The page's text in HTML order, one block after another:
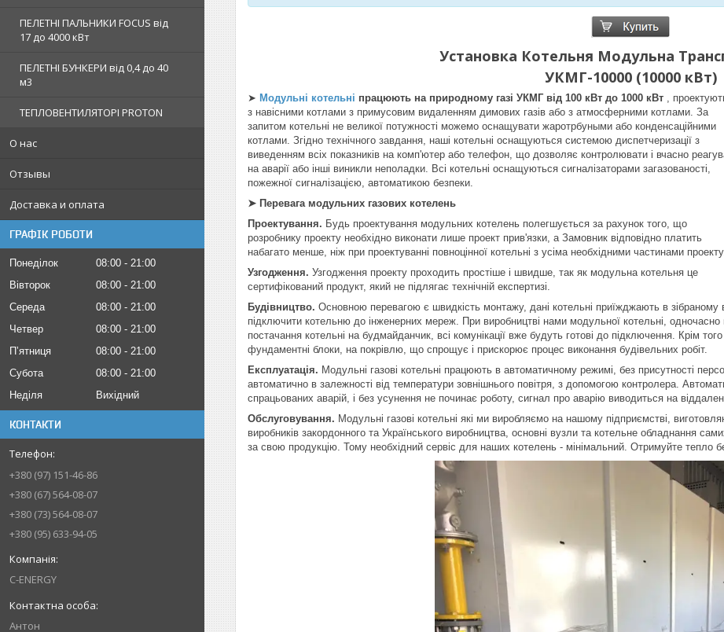
ПЕЛЕТНІ ПАЛЬНИКИ FOCUS від
17 до 4000 кВт
ПЕЛЕТНІ БУНКЕРИ від 0,4 до 40
м3
ТЕПЛОВЕНТИЛЯТОРІ PROTON
О нас
Отзывы
Доставка и оплата
ГРАФІК РОБОТИ
Понеділок 08:00
21:00
Вівторок
08:00
21:00
Середа
08:00
21:00
Четвер
08:00
21:00
Пʼятниця
08:00
21:00
Субота
08:00
21:00
Неділя
Вихідний
КОНТАКТИ
+380 (97) 151-46-86
+380 (67) 564-08-07
+380 (73) 564-08-07
+380 (95) 633-94-05
C-ENERGY
Антон
Установка Котельня Модульна
УКМГ-10000 (10000 кВт)
➤ Модульні котельні працюють на природному газі УКМГ від 100 кВт до 1000 кВт ,
з навісними котлами з примусовим видаленням димових газів або з атмосферними котлами. За
запитом котельні не великої потужності можемо оснащувати жаротрбуными або конденсаційними
котлами. Згідно технічного завдання, наші котельні оснащуються системою диспетчеризації з
виведенням всіх показників на комп'ютер або телефон, що дозволяє контролювати і вчасно
на аварії або інші виникли неполадки. Всі котельні оснащуються сигналізаторами загазованості,
пожежної сигналізацією, автоматикою безпеки.
➤ Перевага модульних газових котелень
Проектування. Будь проектування модульних котелень полегшується за рахунок того, що
розробнику проекту необхідно виконати лише проект прив'язки, а Замовник відповідно платить
набагато менше, ніж при проектуванні повноцінної котельні з усіма необхідними частинами
Узгодження. Узгодження проекту проходить простіше і швидше, так як модульна котельня це
сертифікований продукт, який не підлягає технічній експертизі.
Будівництво. Основною перевагою є швидкість монтажу, дані котельні приїжджають в зібраному
підключити котельню до інженерних мереж. При виробництві нами модульної котельні,
постачання котельні на будмайданчик, всі комунікації вже будуть готові до підключення. Крім
фундаментні блоки, на покрівлю, що спрощує і прискорює процес виконання будівельних робіт.
Експлуатація. Модульні газові котельні працюють в автоматичному режимі, без присутності
автоматично в залежності від температури зовнішнього повітря, з допомогою контролера.
спрацьованих аварій, і без усунення не починає роботу, сигнал про аварію виводиться на
Обслуговування. Модульні газові котельні які ми виробляємо на нашому підприємстві,
виробників закордонного та Українського виробництва, основні вузли та котельне обладнання
за свою продукцію. Тому необхідний сервіс для наших котелень - мінімальний. Отримуйте тепло